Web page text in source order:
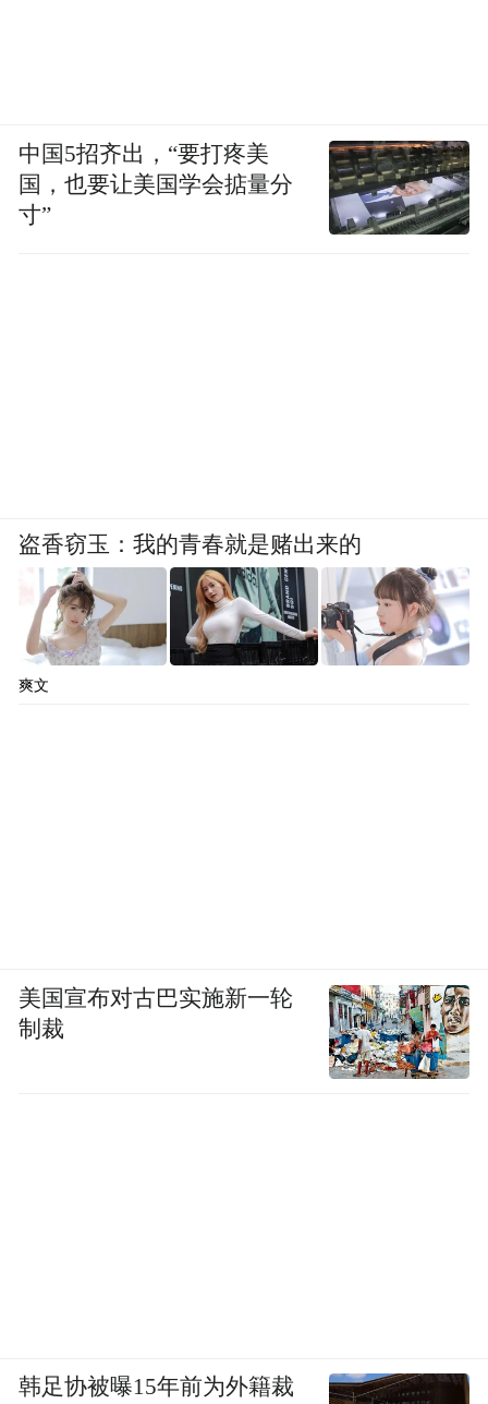
中国5招齐出，“要打疼美
国，也要让美国学会掂量分
寸”
盗香窃玉：我的青春就是赌出来的
爽文
美国宣布对古巴实施新一轮
制裁
韩足协被曝15年前为外籍裁